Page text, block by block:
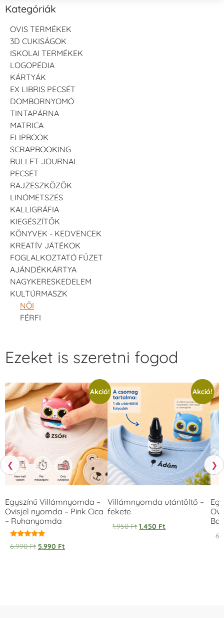
Kategóriák
OVIS TERMÉKEK
3D CUKISÁGOK
ISKOLAI TERMÉKEK
LOGOPÉDIA
KÁRTYÁK
EX LIBRIS PECSÉT
DOMBORNYOMÓ
TINTAPÁRNA
MATRICA
FLIPBOOK
SCRAPBOOKING
BULLET JOURNAL
PECSÉT
RAJZESZKÖZÖK
LINÓMETSZÉS
KALLIGRÁFIA
KIEGÉSZÍTŐK
KÖNYVEK - KEDVENCEK
KREATÍV JÁTÉKOK
FOGLALKOZTATÓ FÜZET
AJÁNDÉKKÁRTYA
NAGYKERESKEDELEM
KULTÚRMASZK
NŐI
FÉRFI
❮
Ezeket is szeretni fogod
Akció!
Egyszínű Villámnyomda –
Ovisjel nyomda – Pink Cica
– Ruhanyomda
Értékelés:
5.00
6.990Ft 5.990 Ft
Akció!
Villámnyomda utántöltő –
fekete
1.950Ft 1.450 Ft
❯